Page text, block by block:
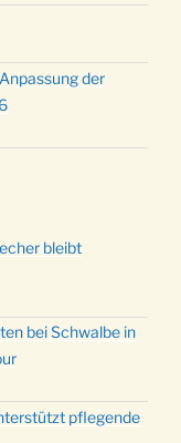
der
bleibt
bei Schwalbe in
pflegende